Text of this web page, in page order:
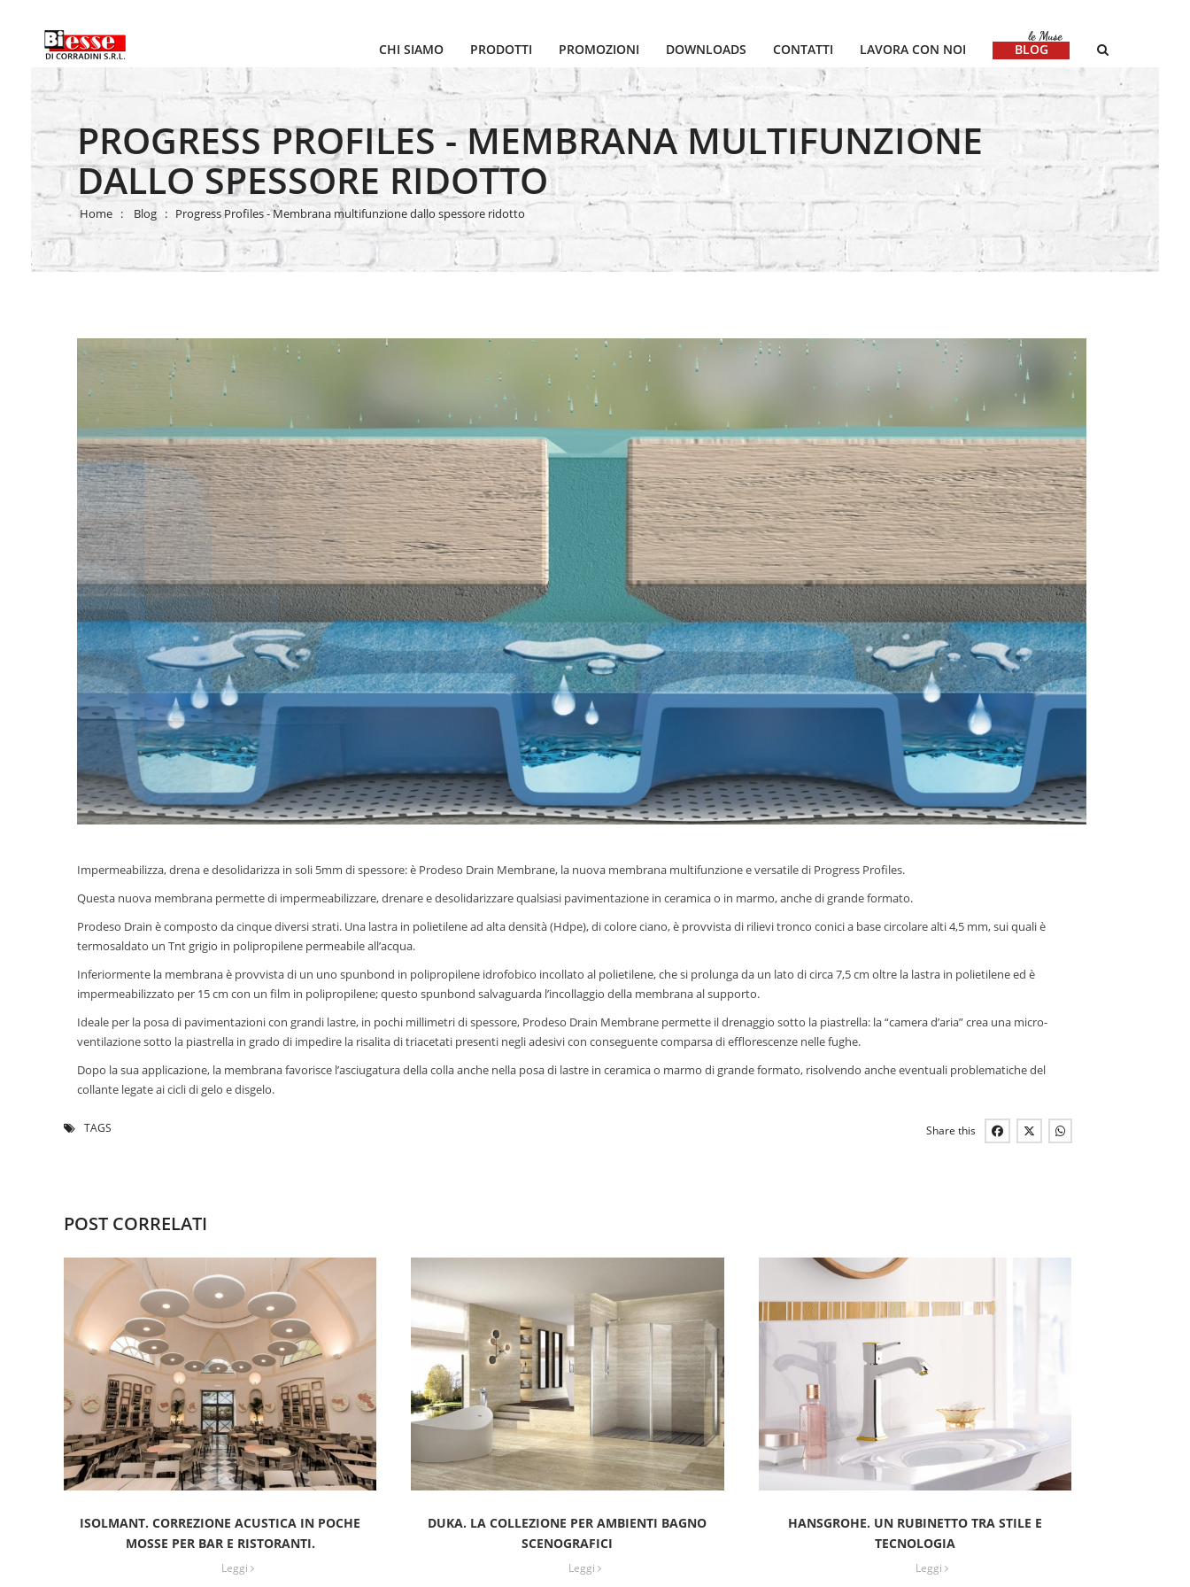
CHI SIAMO PRODOTTI PROMOZIONI DOWNLOADS CONTATTI LAVORA CON NOI BLOG
PROGRESS PROFILES - MEMBRANA MULTIFUNZIONE
DALLO SPESSORE RIDOTTO
Home Blog Progress Profiles - Membrana multifunzione dallo spessore ridotto
Impermeabilizza, drena e desolidarizza in soli 5mm di spessore: è Prodeso Drain Membrane, la nuova membrana multifunzione e versatile di Progress Profiles.
Questa nuova membrana permette di impermeabilizzare, drenare e desolidarizzare qualsiasi pavimentazione in ceramica o in marmo, anche di grande formato.
Prodeso Drain è composto da cinque diversi strati. Una lastra in polietilene ad alta densità (Hdpe), di colore ciano, è provvista di rilievi tronco conici a base circolare alti 4,5 mm, sui quali è
termosaldato un Tnt grigio in polipropilene permeabile all’acqua.
Inferiormente la membrana è provvista di un uno spunbond in polipropilene idrofobico incollato al polietilene, che si prolunga da un lato di circa 7,5 cm oltre la lastra in polietilene ed è
impermeabilizzato per 15 cm con un film in polipropilene; questo spunbond salvaguarda l’incollaggio della membrana al supporto.
Ideale per la posa di pavimentazioni con grandi lastre, in pochi millimetri di spessore, Prodeso Drain Membrane permette il drenaggio sotto la piastrella: la “camera d’aria” crea una micro-
ventilazione sotto la piastrella in grado di impedire la risalita di triacetati presenti negli adesivi con conseguente comparsa di efflorescenze nelle fughe.
Dopo la sua applicazione, la membrana favorisce l’asciugatura della colla anche nella posa di lastre in ceramica o marmo di grande formato, risolvendo anche eventuali problematiche del
collante legate ai cicli di gelo e disgelo.
TAGS Share this
POST CORRELATI
ISOLMANT. CORREZIONE ACUSTICA IN POCHE
MOSSE PER BAR E RISTORANTI.
Leggi
DUKA. LA COLLEZIONE PER AMBIENTI BAGNO
SCENOGRAFICI
Leggi
HANSGROHE. UN RUBINETTO TRA STILE E
TECNOLOGIA
Leggi